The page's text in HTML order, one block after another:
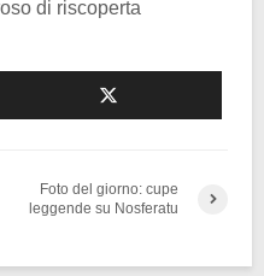
di riscoperta
Foto del giorno: cupe
leggende su Nosferatu